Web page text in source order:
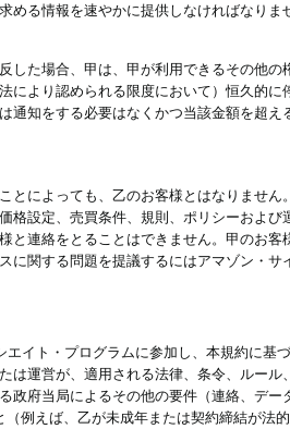
る情報を速やかに提供しなければなりま
した場合、甲は、甲が利用できるその他
により認められる限度において）恒久的
知をする必要はなくかつ当該金額を超え
とによっても、乙のお客様とはなりませ
格設定、売買条件、規則、ポリシーおよ
と連絡をとることはできません。甲のお
関する問題を提議するにはアマゾン・
イト・プログラムに参加し、本規約に
は運営が、適用される法律、条令、ルー
政府当局によるその他の要件（連絡、デ
例えば、乙が未成年または契約締結が